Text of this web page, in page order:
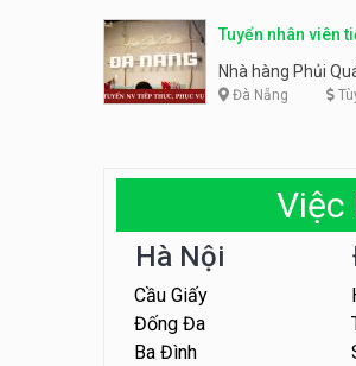
Tuyển nhân viên
Nhà hàng Phủi
Đà Nẵng
Việc
Hà Nội
Cầu Giấy
Đống Đa
Ba Đình